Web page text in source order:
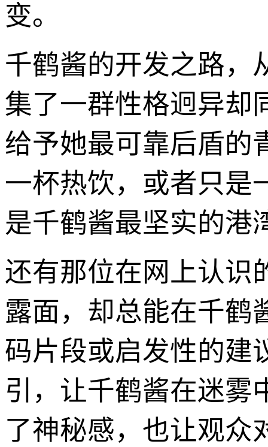
变。
千鹤酱的开发之路，
集了一群性格迥异却
给予她最可靠后盾的
一杯热饮，或者只是
是千鹤酱最坚实的港
还有那位在网上认识
露面，却总能在千鹤
码片段或启发性的建
引，让千鹤酱在迷雾
了神秘感，也让观众